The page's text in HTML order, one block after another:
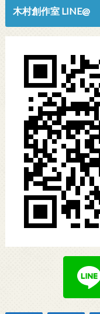
木村創作室 LINE@